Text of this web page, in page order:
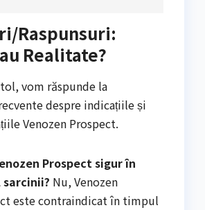
Raspunsuri:
Realitate?
vom răspunde la
despre indicațiile și
Venozen Prospect.
Prospect sigur în
Nu, Venozen
este contraindicat în timpul